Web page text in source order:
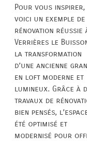
Pour vous inspirer,
voici un exemple de
rénovation réussie
Verrières le
la transformation
d’une ancienne
en loft moderne et
lumineux. Grâce à
travaux de
bien pensés,
été optimisé et
modernisé pour